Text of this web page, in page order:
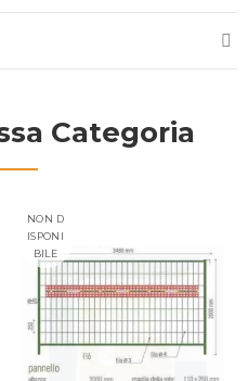
Categoria
NON D
ISPONI
BILE